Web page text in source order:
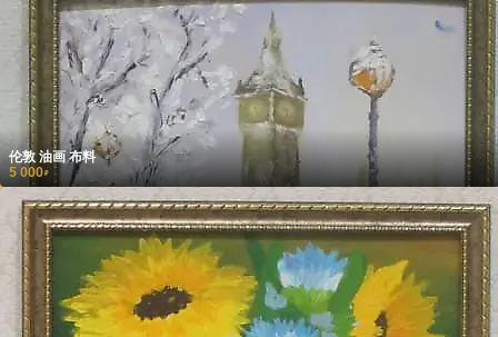
伦敦 油画 布料
5 000₽